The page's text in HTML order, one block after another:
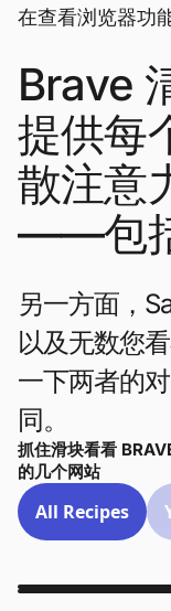
在查看浏览器功
Brave
提供每
散注意
——包括
另一方面，
以及无数您
一下两者的
同。
抓住滑块看看
的几个网站
All Recipes